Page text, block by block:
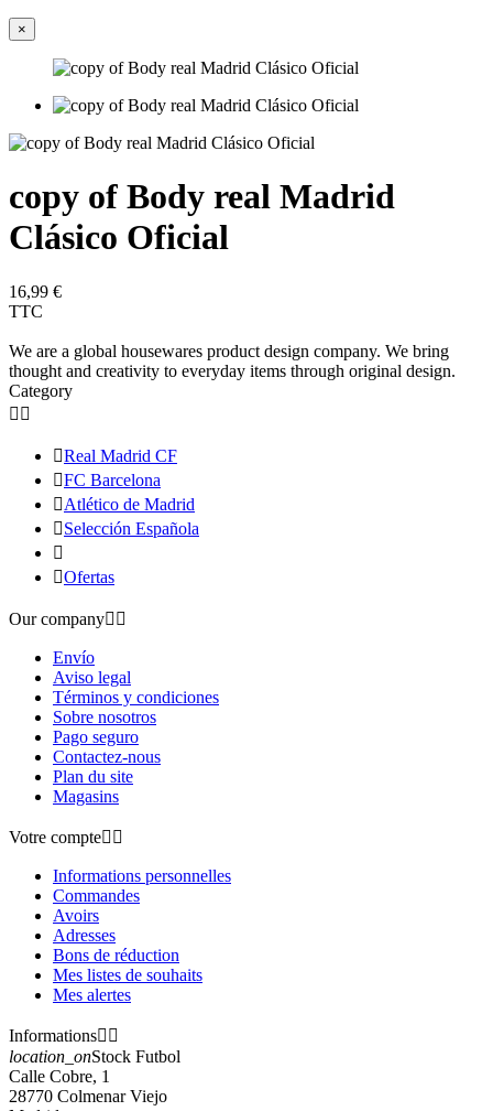
×
copy of Body real Madrid
Clásico Oficial
16,99 €
TTC
We are a global housewares product design company. We bring
thought and creativity to everyday items through original design.
Category
 
Real Madrid CF
FC Barcelona
Atlético de Madrid
Selección Española

Ofertas
Our company 
Envío
Aviso legal
Términos y condiciones
Sobre nosotros
Pago seguro
Contactez-nous
Plan du site
Magasins
Votre compte 
Informations personnelles
Commandes
Avoirs
Adresses
Bons de réduction
Mes listes de souhaits
Mes alertes
Informations 
location_onStock Futbol
Calle Cobre, 1
28770 Colmenar Viejo